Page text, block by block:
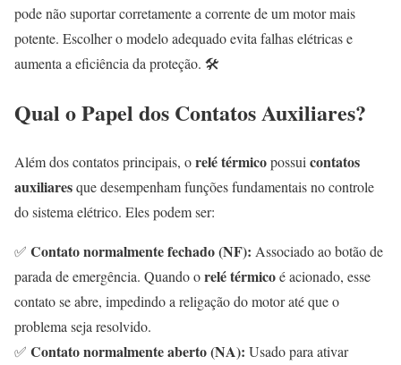
pode não suportar corretamente a corrente de um motor mais
potente. Escolher o modelo adequado evita falhas elétricas e
aumenta a eficiência da proteção. 🛠️
Qual o Papel dos Contatos Auxiliares?
Além dos contatos principais, orelé térmicopossui contatos
auxiliaresque desempenham funções fundamentais no controle
do sistema elétrico. Eles podem ser:
✅ Contato normalmente fechado (NF): Associado ao botão de
parada de emergência. Quando orelé térmicoé acionado, esse
contato se abre, impedindo a religação do motor até que o
problema seja resolvido.
✅ Contato normalmente aberto (NA): Usado para ativar